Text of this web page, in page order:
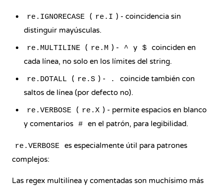
re.IGNORECASE ( re.I ) - coincidencia sin
distinguir mayúsculas.
re.MULTILINE ( re.M ) - ^ y $ coinciden en
cada línea, no solo en los límites del string.
re.DOTALL ( re.S ) - .
coincide también con
saltos de línea (por defecto no).
re.VERBOSE ( re.X ) - permite espacios en blanco
y comentarios # en el patrón, para legibilidad.
re.VERBOSE es especialmente útil para patrones
complejos:
Las regex multilínea y comentadas son muchísimo más